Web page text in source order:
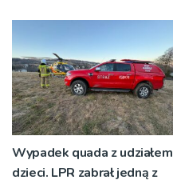
Wypadek quada z udziałem
dzieci. LPR zabrał jedną z